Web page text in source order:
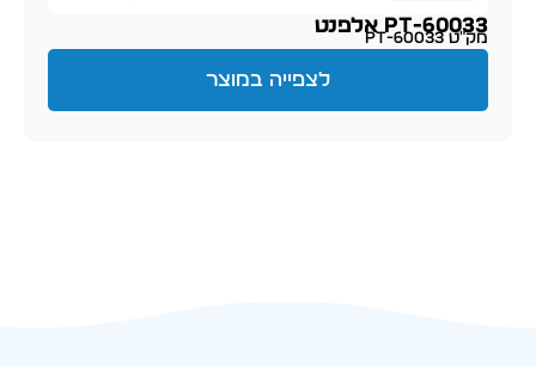
PT-60033 אלפנט
מק״ט PT-60033
לצפייה במוצר